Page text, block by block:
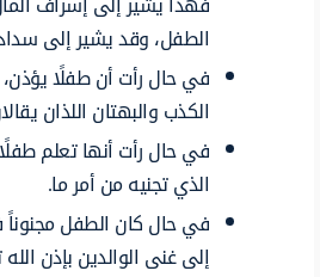
الطفل، وقد يشير إلى سداد
في حال رأت أن طفلًا
الكذب والبهتان اللذان
في حال رأت أنها تعلم
الذي تجنيه من أمر ما.
في حال كان الطفل مجنوناً
إلى غنى الوالدين بإذن